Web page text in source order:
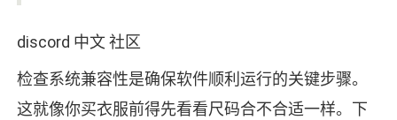
discord 中文 社区
检查系统兼容性是确保软件顺利运行的关键步骤。
这就像你买衣服前得先看看尺码合不合适一样。下